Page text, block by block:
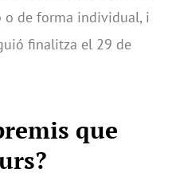
o de forma individual, i
finalitza el 29 de
que